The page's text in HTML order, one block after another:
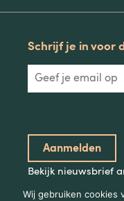
Schrijf je in voor
Bekijk nieuwsbrief
Wij gebruiken cookies